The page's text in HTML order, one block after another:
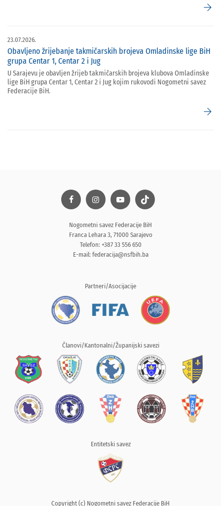
arrow_forward
23.07.2026.
Obavljeno žrijebanje takmičarskih brojeva Omladinske lige BiH
grupa Centar 1, Centar 2 i Jug
U Sarajevu je obavljen žrijeb takmičarskih brojeva klubova Omladinske
lige BiH grupa Centar 1, Centar 2 i Jug kojim rukovodi Nogometni savez
Federacije BiH.
arrow_forward
Nogometni savez Federacije BiH
Franca Lehara 3, 71000 Sarajevo
Telefon: +387 33 556 650
E-mail: federacija@nsfbih.ba
Partneri/Asocijacije
Članovi/Kantonalni/Županijski savezi
Entitetski savez
Copyright (c) Nogometni savez Federacije BiH